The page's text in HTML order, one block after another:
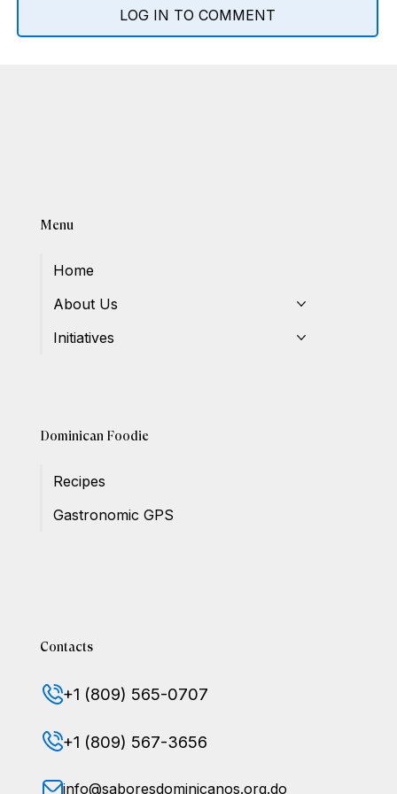
LOG IN TO COMMENT
Menu
Home
About Us
Initiatives
Dominican Foodie
Recipes
Gastronomic GPS
Contacts
+1 (809) 565-0707
+1 (809) 567-3656
info@saboresdominicanos.org.do